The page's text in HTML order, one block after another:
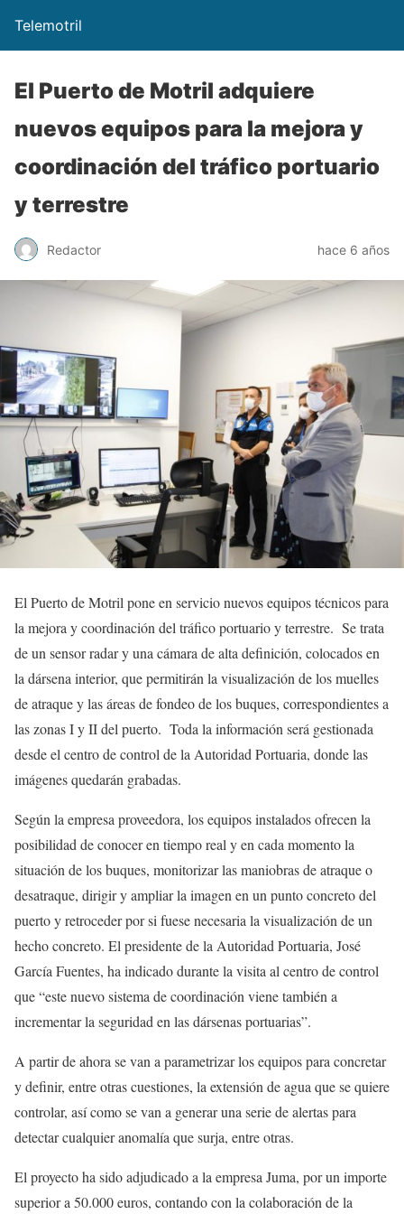
Telemotril
El Puerto de Motril adquiere
nuevos equipos para la mejora y
coordinación del tráfico portuario
y terrestre
Redactor hace 6 años
El Puerto de Motril pone en servicio nuevos equipos técnicos para
la mejora y coordinación del tráfico portuario y terrestre. Se trata
de un sensor radar y una cámara de alta definición, colocados en
la dársena interior, que permitirán la visualización de los muelles
de atraque y las áreas de fondeo de los buques, correspondientes a
las zonas I y II del puerto. Toda la información será gestionada
desde el centro de control de la Autoridad Portuaria, donde las
imágenes quedarán grabadas.
Según la empresa proveedora, los equipos instalados ofrecen la
posibilidad de conocer en tiempo real y en cada momento la
situación de los buques, monitorizar las maniobras de atraque o
desatraque, dirigir y ampliar la imagen en un punto concreto del
puerto y retroceder por si fuese necesaria la visualización de un
hecho concreto. El presidente de la Autoridad Portuaria, José
García Fuentes, ha indicado durante la visita al centro de control
que “este nuevo sistema de coordinación viene también a
incrementar la seguridad en las dársenas portuarias”.
A partir de ahora se van a parametrizar los equipos para concretar
y definir, entre otras cuestiones, la extensión de agua que se quiere
controlar, así como se van a generar una serie de alertas para
detectar cualquier anomalía que surja, entre otras.
El proyecto ha sido adjudicado a la empresa Juma, por un importe
superior a 50.000 euros, contando con la colaboración de la